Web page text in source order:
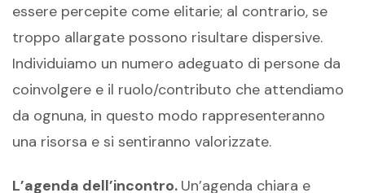
essere percepite come elitarie; al contrario, se
troppo allargate possono risultare dispersive.
Individuiamo un numero adeguato di persone da
coinvolgere e il ruolo/contributo che attendiamo
da ognuna, in questo modo rappresenteranno
una risorsa e si sentiranno valorizzate.
L’agenda dell’incontro. Un’agenda chiara e